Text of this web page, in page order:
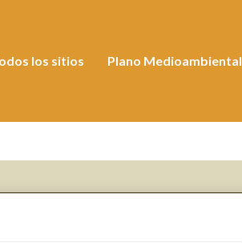
los sitios Plano Medioambiental